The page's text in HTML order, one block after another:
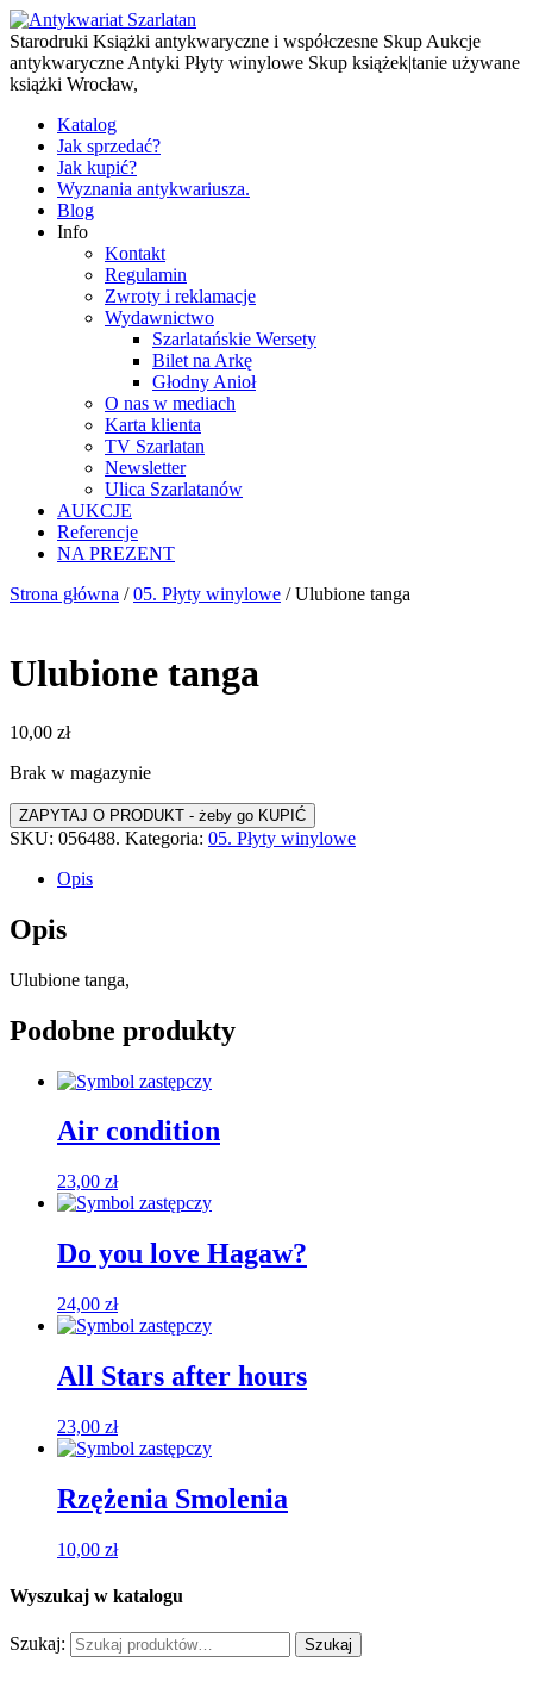
Starodruki Książki antykwaryczne i współczesne Skup Aukcje
antykwaryczne Antyki Płyty winylowe Skup książek|tanie używane
książki Wrocław,
Katalog
Jak sprzedać?
Jak kupić?
Wyznania antykwariusza.
Blog
Info
Kontakt
Regulamin
Zwroty i reklamacje
Wydawnictwo
Szarlatańskie Wersety
Bilet na Arkę
Głodny Anioł
O nas w mediach
Karta klienta
TV Szarlatan
Newsletter
Ulica Szarlatanów
AUKCJE
Referencje
NA PREZENT
Strona główna /05. Płyty winylowe / Ulubione tanga
Ulubione tanga
10,00 zł
Brak w magazynie
SKU: 056488. Kategoria: 05. Płyty winylowe
Opis
Opis
Ulubione tanga,
Podobne produkty
Air condition
23,00 zł
Do you love Hagaw?
24,00 zł
All Stars after hours
23,00 zł
Rzężenia Smolenia
10,00 zł
Wyszukaj w katalogu
Szukaj: Szukaj